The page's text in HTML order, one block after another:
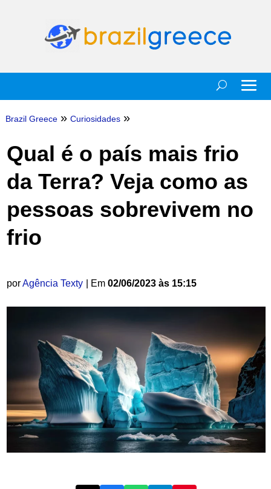
Brazil Greece » Curiosidades »
Qual é o país mais frio
da Terra? Veja como as
pessoas sobrevivem no
frio
porAgência Texty | Em 02/06/2023 às 15:15